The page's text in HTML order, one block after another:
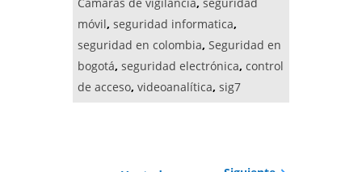
móvil, seguridad informatica,
seguridad en colombia, Seguridad en
bogotá, seguridad electrónica, control
de acceso, videoanalítica, sig7